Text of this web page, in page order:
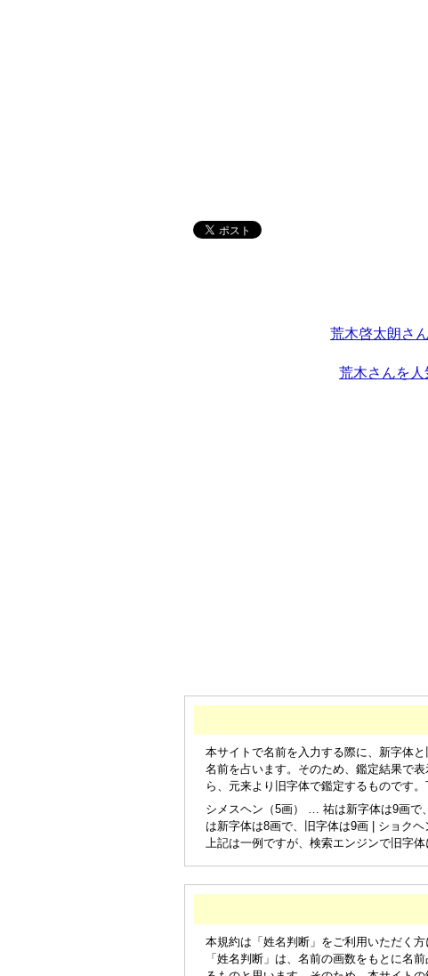
荒木啓太朗さ
荒木さんを人
本サイトで名前を入力する際に、新字体
名前を占います。そのため、鑑定結果で
ら、元来より旧字体で鑑定するものです
シメスヘン（5画） … 祐は新字体は9画
は新字体は8画で、旧字体は9画 | ショク
上記は一例ですが、検索エンジンで旧字
本規約は「姓名判断」をご利用いただく方
「姓名判断」は、名前の画数をもとに名